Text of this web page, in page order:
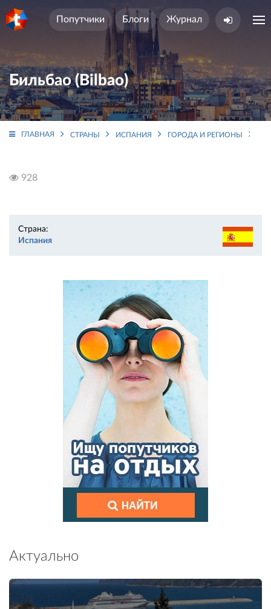
Попутчики Блоги Журнал
Бильбао (Bilbao)
ГЛАВНАЯ СТРАНЫ ИСПАНИЯ ГОРОДА И РЕГИОНЫ
928
Страна:
Испания
Актуально